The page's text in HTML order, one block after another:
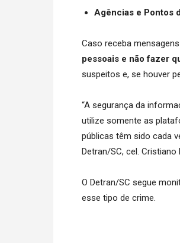
Agências e Pontos
Caso receba
pessoais e não fazer
suspeitos e, se houver
“A segurança da
utilize somente as
públicas têm sido cada
Detran/SC, cel. Cristiano
O Detran/SC segue
esse tipo de crime.